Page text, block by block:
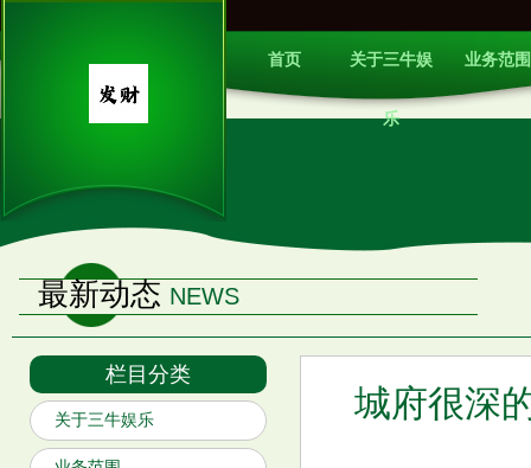
首页 关于三牛娱
乐
业务范围
最新动态 NEWS
栏目分类
关于三牛娱乐 城府很深